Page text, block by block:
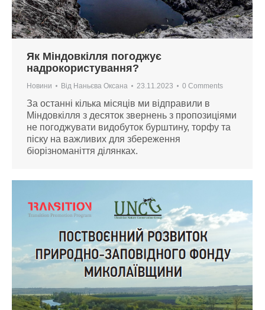
Як Міндовкілля погоджує
надрокористування?
Новини Від Наньєва Оксана 23.11.2023 0 Comments
За останні кілька місяців ми відправили в
Міндовкілля з десяток звернень з пропозиціями
не погоджувати видобуток бурштину, торфу та
піску на важливих для збереження
біорізноманіття ділянках.